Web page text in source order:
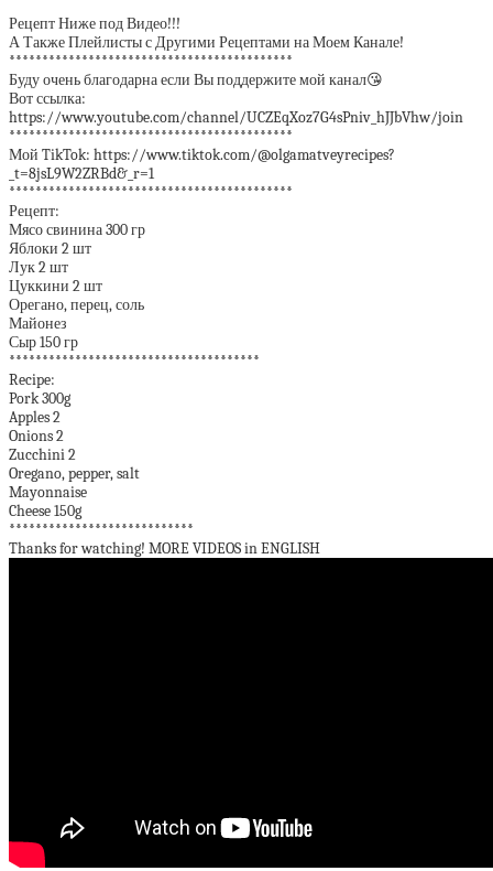
Рецепт Ниже под Видео!!!
А Также Плейлисты с Другими Рецептами на Моем Канале!
*******************************************
Буду очень благодарна если Вы поддержите мой канал😘
Вот ссылка:
https://www.youtube.com/channel/UCZEqXoz7G4sPniv_hJJbVhw/join
*******************************************
Мой TikTok: https://www.tiktok.com/@olgamatveyrecipes?
_t=8jsL9W2ZRBd&_r=1
*******************************************
Рецепт:
Мясо свинина 300 гр
Яблоки 2 шт
Лук 2 шт
Цуккини 2 шт
Орегано, перец, соль
Майонез
Сыр 150 гр
**************************************
Recipe:
Pork 300g
Apples 2
Onions 2
Zucchini 2
Oregano, pepper, salt
Mayonnaise
Cheese 150g
****************************
Thanks for watching! MORE VIDEOS in ENGLISH